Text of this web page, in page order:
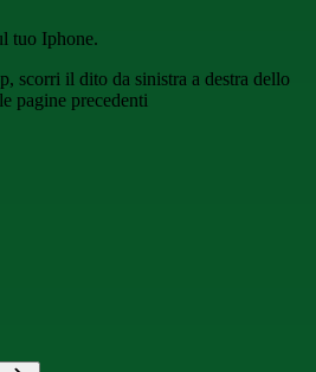
tuo Iphone.
scorri il dito da sinistra a destra dello
pagine precedenti